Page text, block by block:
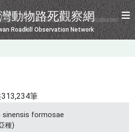
動物路死觀察網
Roadkill Observation Network
313,234筆
sinensis formosae
種)